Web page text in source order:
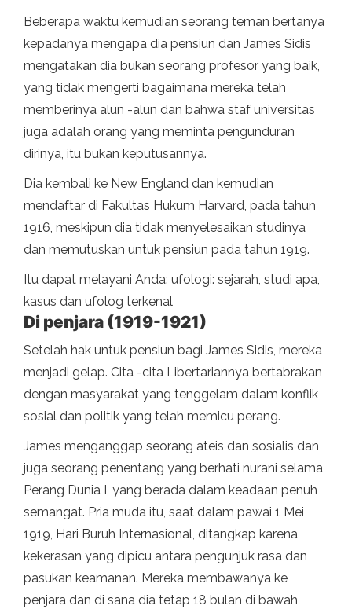
Beberapa waktu kemudian seorang teman bertanya
kepadanya mengapa dia pensiun dan James Sidis
mengatakan dia bukan seorang profesor yang baik,
yang tidak mengerti bagaimana mereka telah
memberinya alun -alun dan bahwa staf universitas
juga adalah orang yang meminta pengunduran
dirinya, itu bukan keputusannya.
Dia kembali ke New England dan kemudian
mendaftar di Fakultas Hukum Harvard, pada tahun
1916, meskipun dia tidak menyelesaikan studinya
dan memutuskan untuk pensiun pada tahun 1919.
Itu dapat melayani Anda: ufologi: sejarah, studi apa,
kasus dan ufolog terkenal
Di penjara (1919-1921)
Setelah hak untuk pensiun bagi James Sidis, mereka
menjadi gelap. Cita -cita Libertariannya bertabrakan
dengan masyarakat yang tenggelam dalam konflik
sosial dan politik yang telah memicu perang.
James menganggap seorang ateis dan sosialis dan
juga seorang penentang yang berhati nurani selama
Perang Dunia I, yang berada dalam keadaan penuh
semangat. Pria muda itu, saat dalam pawai 1 Mei
1919, Hari Buruh Internasional, ditangkap karena
kekerasan yang dipicu antara pengunjuk rasa dan
pasukan keamanan. Mereka membawanya ke
penjara dan di sana dia tetap 18 bulan di bawah